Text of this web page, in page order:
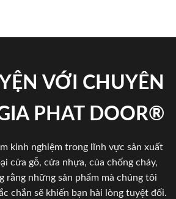
VỚI CHUYÊN
PHAT DOOR®
kinh nghiệm trong lĩnh vực sản xuất
cửa gỗ, cửa nhựa, của chống cháy,
những sản phẩm mà chúng tôi
chắn sẽ khiến bạn hài lòng tuyệt đối.